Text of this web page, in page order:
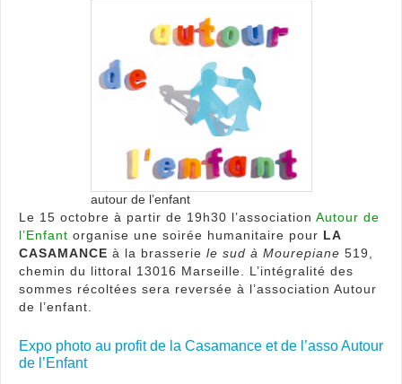
autour de l’enfant
Le 15 octobre à partir de 19h30 l’association Autour de
l’Enfant organise une soirée humanitaire pour LA
CASAMANCE à la brasserie le sud à Mourepiane 519,
chemin du littoral 13016 Marseille. L’intégralité des
sommes récoltées sera reversée à l’association Autour
de l’enfant.
Expo photo au profit de la Casamance et de l’asso Autour
de l’Enfant